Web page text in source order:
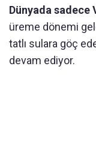
Dünyada sadece
üreme dönemi
tatlı sulara göç
devam ediyor.